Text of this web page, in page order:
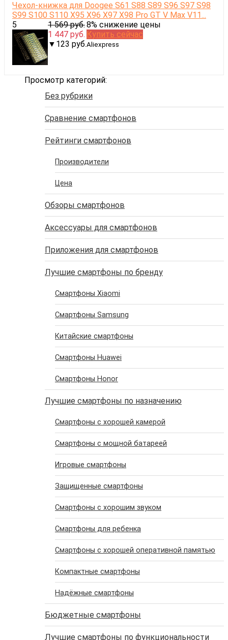
Чехол-книжка для Doogee S61 S88 S89 S96 S97 S98
S99 S100 S110 X95 X96 X97 X98 Pro GT V Max V11...
5
1 569 руб.
1 447 руб.
▼123 руб.
8% снижение цены
Купить сейчас
Aliexpress
Просмотр категорий:
Без рубрики
Сравнение смартфонов
Рейтинги смартфонов
Производители
Цена
Обзоры смартфонов
Аксессуары для смартфонов
Приложения для смартфонов
Лучшие смартфоны по бренду
Cмартфоны Xiaomi
Cмартфоны Samsung
Китайские смартфоны
Cмартфоны Huawei
Cмартфоны Honor
Лучшие смартфоны по назначению
Cмартфоны с хорошей камерой
Cмартфоны с мощной батареей
Игровые смартфоны
Защищенные смартфоны
Смартфоны с хорошим звуком
Cмартфоны для ребенка
Cмартфоны с хорошей оперативной памятью
Компактные смартфоны
Надёжные смартфоны
Бюджетные смартфоны
Лучшие смартфоны по функциональности